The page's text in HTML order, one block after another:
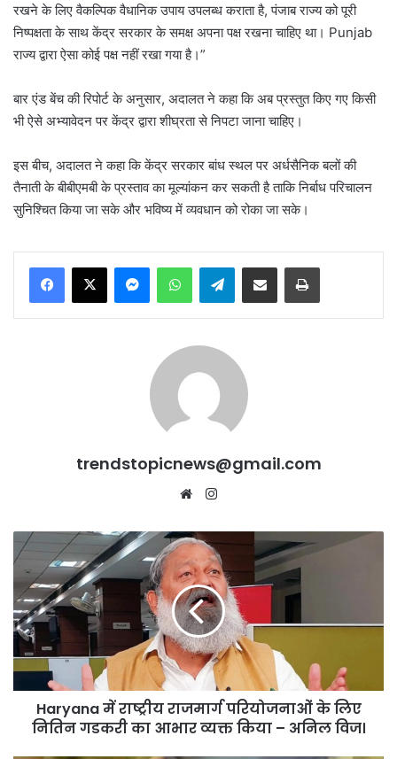
रखने के लिए वैकल्पिक वैधानिक उपाय उपलब्ध कराता है, पंजाब राज्य को पूरी
निष्पक्षता के साथ केंद्र सरकार के समक्ष अपना पक्ष रखना चाहिए था। Punjab
राज्य द्वारा ऐसा कोई पक्ष नहीं रखा गया है।”
बार एंड बेंच की रिपोर्ट के अनुसार, अदालत ने कहा कि अब प्रस्तुत किए गए किसी
भी ऐसे अभ्यावेदन पर केंद्र द्वारा शीघ्रता से निपटा जाना चाहिए।
इस बीच, अदालत ने कहा कि केंद्र सरकार बांध स्थल पर अर्धसैनिक बलों की
तैनाती के बीबीएमबी के प्रस्ताव का मूल्यांकन कर सकती है ताकि निर्बाध परिचालन
सुनिश्चित किया जा सके और भविष्य में व्यवधान को रोका जा सके।
MessengerWhatsAppTelegramShare via Email Print
trendstopicnews@gmail.com
Website
Haryana
में
राष्ट्रीय
राजमार्ग
परियोजनाओं
के
लिए
नितिन
गडकरी
आभार
Haryana में राष्ट्रीय राजमार्ग परियोजनाओं के लिए
नितिन गडकरी का आभार व्यक्त किया – अनिल विज।